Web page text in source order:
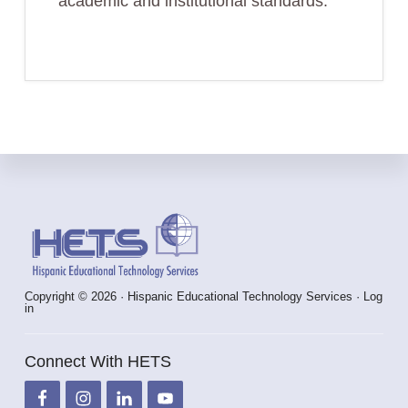
Copyright © 2026 · Hispanic Educational Technology Services · Log
in
Connect With HETS